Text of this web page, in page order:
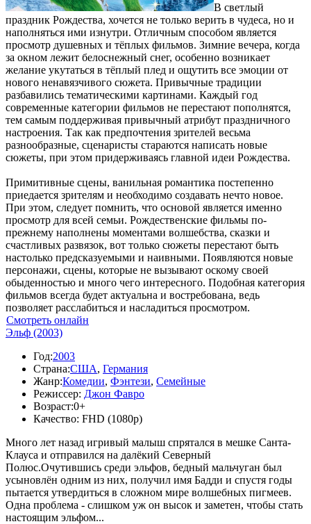
В светлый
праздник Рождества, хочется не только верить в чудеса, но и
наполняться ими изнутри. Отличным способом является
просмотр душевных и тёплых фильмов. Зимние вечера, когда
за окном лежит белоснежный снег, особенно возникает
желание укутаться в тёплый плед и ощутить все эмоции от
нового ненавязчивого сюжета. Привычные традиции
разбавились тематическими картинами. Каждый год
современные категории фильмов не перестают пополнятся,
тем самым поддерживая привычный атрибут праздничного
настроения. Так как предпочтения зрителей весьма
разнообразные, сценаристы стараются написать новые
сюжеты, при этом придерживаясь главной идеи Рождества.
Примитивные сцены, ванильная романтика постепенно
приедается зрителям и необходимо создавать нечто новое.
При этом, следует помнить, что основой является именно
просмотр для всей семьи. Рождественские фильмы по-
прежнему наполнены моментами волшебства, сказки и
счастливых развязок, вот только сюжеты перестают быть
настолько предсказуемыми и наивными. Появляются новые
персонажи, сцены, которые не вызывают оскому своей
обыденностью и много чего интересного. Подобная категория
фильмов всегда будет актуальна и востребована, ведь
позволяет расслабиться и насладиться просмотром.
Смотреть онлайн
Эльф (2003)
Год:2003
Страна:США, Германия
Жанр:Комедии, Фэнтези, Семейные
Режиссер: Джон Фавро
Возраст:0+
Качество: FHD (1080p)
Много лет назад игривый малыш спрятался в мешке Санта-
Клауса и отправился на далёкий Северный
Полюс.Очутившись среди эльфов, бедный мальчуган был
усыновлён одним из них, получил имя Бадди и спустя годы
пытается утвердиться в сложном мире волшебных пигмеев.
Одна проблема - слишком уж он высок и заметен, чтобы стать
настоящим эльфом...